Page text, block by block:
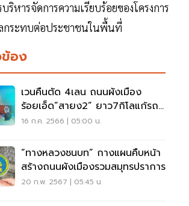
ริหารจัดการความเรียบร้อยของโครงการ
กระทบต่อประชาชนในพื้นที่
ข้อง
เวนคืนตัด 4เลน ถนนผังเมือง
ร้อยเอ็ด”สายง2” ยาว7กิโลแก้รถ
ติด เปิดใช้ปี68
16 ก.ค. 2566 | 05:00 น.
“ทางหลวงชนบท” กางแผนคืบหน้า
สร้างถนนผังเมืองรวมสมุทรปราการ
20 ก.พ. 2567 | 05:45 น.